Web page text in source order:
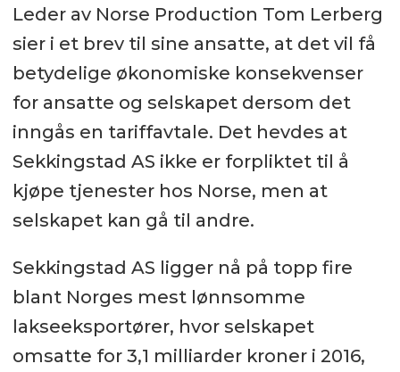
Leder av Norse Production Tom Lerberg
sier i et brev til sine ansatte, at det vil få
betydelige økonomiske konsekvenser
for ansatte og selskapet dersom det
inngås en tariffavtale. Det hevdes at
Sekkingstad AS ikke er forpliktet til å
kjøpe tjenester hos Norse, men at
selskapet kan gå til andre.
Sekkingstad AS ligger nå på topp fire
blant Norges mest lønnsomme
lakseeksportører, hvor selskapet
omsatte for 3,1 milliarder kroner i 2016,